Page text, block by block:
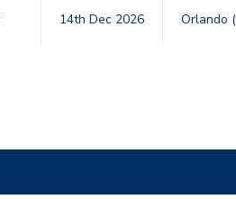
14th Dec 2026 Orlando